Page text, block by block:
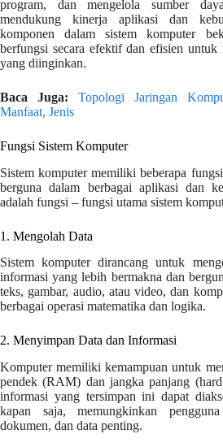
program, dan mengelola sumber
mendukung kinerja aplikasi dan
komponen dalam sistem komputer
berfungsi secara efektif dan efisien untuk
yang diinginkan.
Baca Juga:
Topologi Jaringan
Manfaat, Jenis
Fungsi Sistem Komputer
Sistem komputer memiliki beberapa
berguna dalam berbagai aplikasi dan
adalah fungsi – fungsi utama sistem
1. Mengolah Data
Sistem komputer dirancang untuk
informasi yang lebih bermakna dan
teks, gambar, audio, atau video, dan
berbagai operasi matematika dan logika.
2. Menyimpan Data dan Informasi
Komputer memiliki kemampuan untuk
pendek (RAM) dan jangka panjang
informasi yang tersimpan ini dapat
kapan saja, memungkinkan
dokumen, dan data penting.